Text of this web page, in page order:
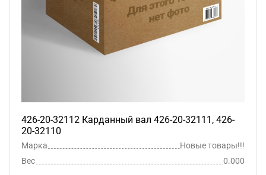
426-20-32112 Карданный вал 426-20-32111, 426-
20-32110
Марка
Новые товары!!!
Вес
0.000